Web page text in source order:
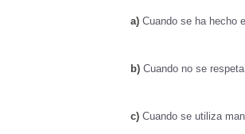
a) Cuando se ha hecho
b) Cuando no se
c) Cuando se utiliza